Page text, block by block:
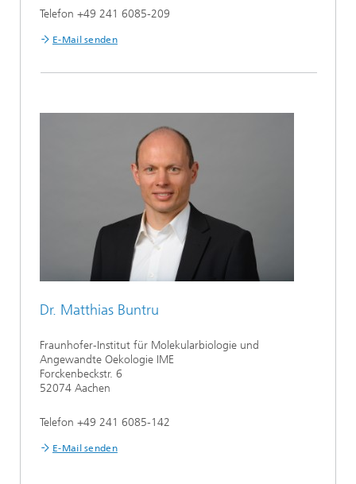
Telefon +49 241 6085-209
E-Mail senden
Dr. Matthias Buntru
Fraunhofer-Institut für Molekularbiologie und
Angewandte Oekologie IME
Forckenbeckstr. 6
52074 Aachen
Telefon +49 241 6085-142
E-Mail senden